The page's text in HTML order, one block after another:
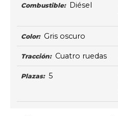
Combustible: Diésel
Color: Gris oscuro
Tracción: Cuatro ruedas
Plazas: 5